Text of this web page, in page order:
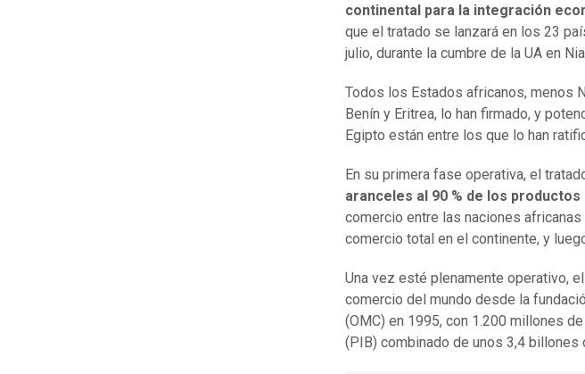
continental para la integración
que el tratado se lanzará en los 23
julio, durante la cumbre de la UA en
Todos los Estados africanos, menos
Benín y Eritrea, lo han firmado, y
Egipto están entre los que lo han
En su primera fase operativa, el
aranceles al 90 % de los productos
comercio entre las naciones
comercio total en el continente, y
Una vez esté plenamente operativo,
comercio del mundo desde la
(OMC) en 1995, con 1.200 millones
(PIB) combinado de unos 3,4 billones